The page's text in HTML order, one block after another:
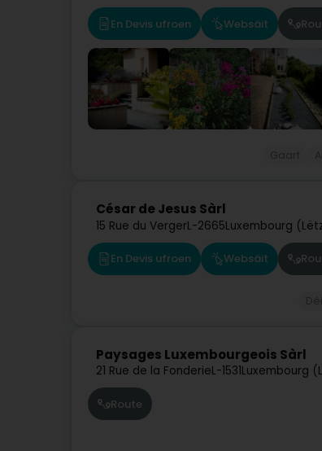
En Devis ufroen Websäit
César de Jesus Sàrl
15 Rue du VergerL-2665Luxembourg
En Devis ufroen Websäit
Paysages Luxembourgeois Sàrl
21 Rue de la FonderieL-1531Luxembourg
Route